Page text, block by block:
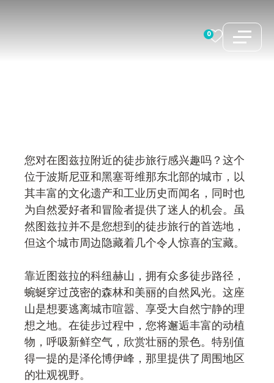
0
您对在图兹拉附近的徒步旅行感兴趣吗？这个
位于波斯尼亚和黑塞哥维那东北部的城市，以
其丰富的文化遗产和工业历史而闻名，同时也
为自然爱好者和冒险者提供了迷人的机会。虽
然图兹拉并不是您想到的徒步旅行的首选地，
但这个城市周边隐藏着几个令人惊喜的宝藏。
靠近图兹拉的科纽赫山，拥有众多徒步路径，
蜿蜒穿过茂密的森林和美丽的自然风光。这座
山是想要逃离城市喧嚣、享受大自然宁静的理
想之地。在徒步过程中，您将邂逅丰富的动植
物，呼吸新鲜空气，欣赏壮丽的景色。特别值
得一提的是泽伦博伊峰，那里提供了周围地区
的壮观视野。